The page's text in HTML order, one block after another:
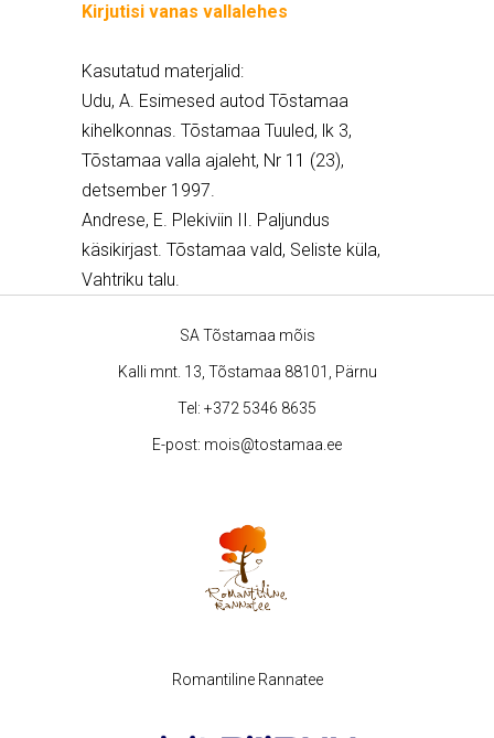
Kirjutisi vanas vallalehes
Kasutatud materjalid:
Udu, A. Esimesed autod Tõstamaa
kihelkonnas. Tõstamaa Tuuled, lk 3,
Tõstamaa valla ajaleht, Nr 11 (23),
detsember 1997.
Andrese, E. Plekiviin II. Paljundus
käsikirjast. Tõstamaa vald, Seliste küla,
Vahtriku talu.
SA Tõstamaa mõis
Kalli mnt. 13, Tõstamaa 88101, Pärnu
Tel: +372 5346 8635
E-post: mois@tostamaa.ee
Romantiline Rannatee